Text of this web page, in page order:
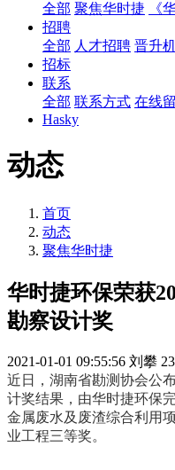
全部 聚焦华时捷 《
招聘
全部 人才招聘 晋升
招标
联系
全部 联系方式 在线
Hasky
动态
首页
动态
聚焦华时捷
华时捷环保荣获
勘察设计奖
2021-01-01 09:55:56 刘攀
近日，湖南省勘测协会公
计奖结果，由华时捷环保
金属废水及废渣综合利用
业工程三等奖。